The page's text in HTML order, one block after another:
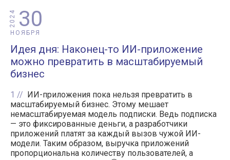
30
НОЯБРЯ
2024
Идея дня: Наконец-то ИИ-приложение
можно превратить в масштабируемый
бизнес
1
ИИ-приложения пока нельзя превратить в
масштабируемый бизнес. Этому мешает
немасштабируемая модель подписки. Ведь подписка
— это фиксированные деньги, а разработчики
приложений платят за каждый вызов чужой ИИ-
модели. Таким образом, выручка приложений
пропорциональна количеству пользователей, а